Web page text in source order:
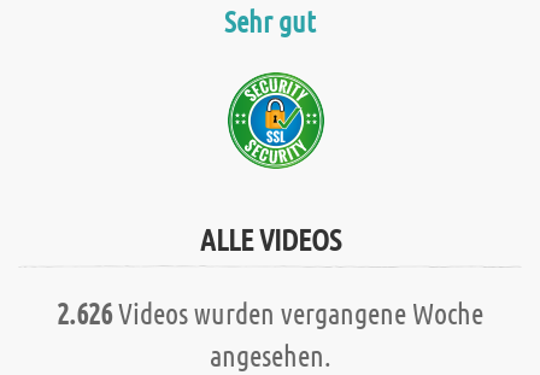
Sehr gut
ALLE VIDEOS
2.626Videos wurden vergangene Woche
angesehen.